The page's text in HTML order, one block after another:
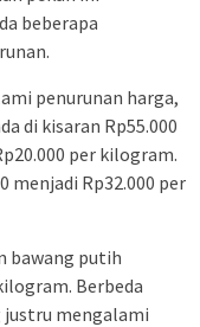
beberapa
penurunan harga,
di kisaran Rp55.000
per kilogram.
menjadi Rp32.000 per
bawang putih
Berbeda
justru mengalami